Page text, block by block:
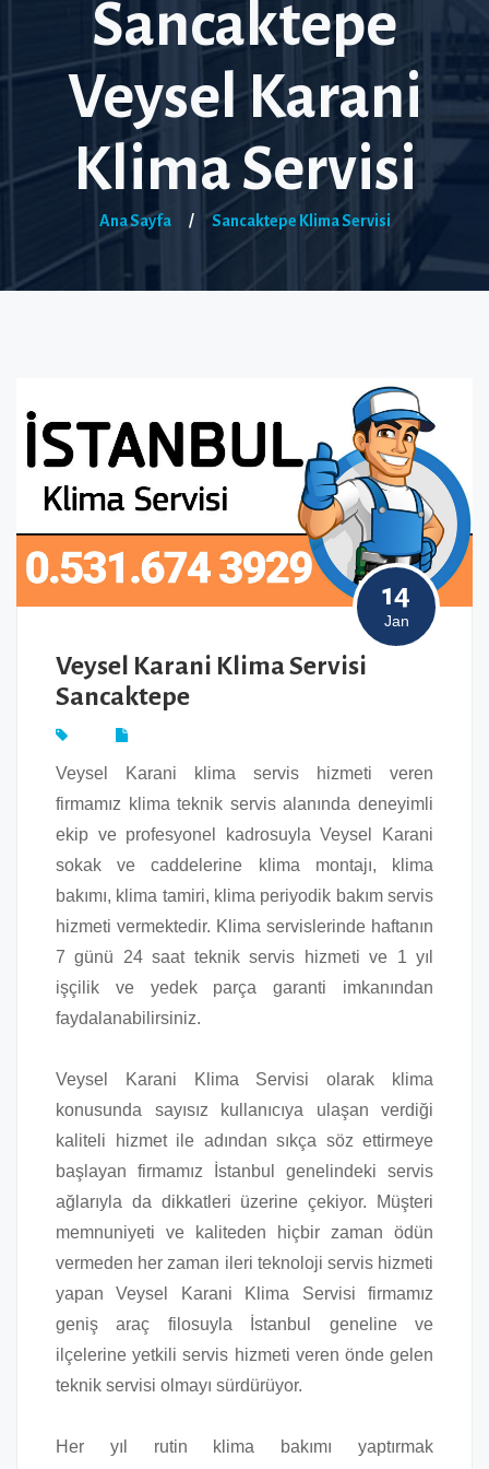
Sancaktepe
Veysel Karani
Klima Servisi
Ana Sayfa / Sancaktepe Klima Servisi
14
Jan
Veysel Karani Klima Servisi
Sancaktepe
Veysel Karani klima servis hizmeti veren
firmamız klima teknik servis alanında deneyimli
ekip ve profesyonel kadrosuyla Veysel Karani
sokak ve caddelerine klima montajı, klima
bakımı, klima tamiri, klima periyodik bakım servis
hizmeti vermektedir. Klima servislerinde haftanın
7 günü 24 saat teknik servis hizmeti ve 1 yıl
işçilik ve yedek parça garanti imkanından
faydalanabilirsiniz.
Veysel Karani Klima Servisi olarak klima
konusunda sayısız kullanıcıya ulaşan verdiği
kaliteli hizmet ile adından sıkça söz ettirmeye
başlayan firmamız İstanbul genelindeki servis
ağlarıyla da dikkatleri üzerine çekiyor. Müşteri
memnuniyeti ve kaliteden hiçbir zaman ödün
vermeden her zaman ileri teknoloji servis hizmeti
yapan Veysel Karani Klima Servisi firmamız
geniş araç filosuyla İstanbul geneline ve
ilçelerine yetkili servis hizmeti veren önde gelen
teknik servisi olmayı sürdürüyor.
Her yıl rutin klima bakımı yaptırmak